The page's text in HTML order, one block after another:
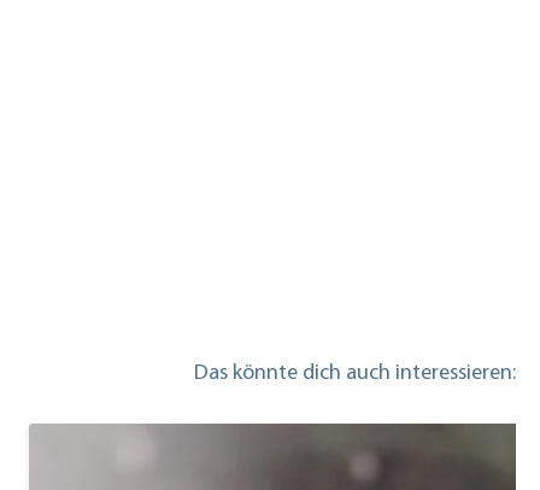
Das könnte dich auch interessieren: